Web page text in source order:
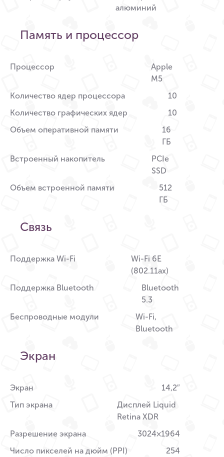
алюминий
Память и процессор
Процессор
Apple
M5
Количество ядер процессора
10
Количество графических ядер
10
Объем оперативной памяти
16
ГБ
Встроенный накопитель
PCIe
SSD
Объем встроенной памяти
512
ГБ
Связь
Поддержка Wi-Fi
Wi-Fi 6E
(802.11ax)
Поддержка Bluetooth
Bluetooth
5.3
Беспроводные модули
Wi-Fi,
Bluetooth
Экран
Экран
14,2″
Тип экрана
Дисплей Liquid
Retina XDR
Разрешение экрана
3024×1964
Число пикселей на дюйм (PPI)
254